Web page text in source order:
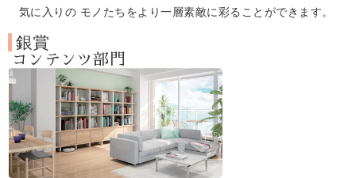
気に入りの モノたちをより一層素敵に彩ることができます。
銀賞
コンテンツ部門